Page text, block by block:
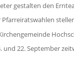
gestalten den
und 22. September